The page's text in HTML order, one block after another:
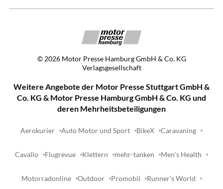
© 2026 Motor Presse Hamburg GmbH & Co. KG
Verlagsgesellschaft
Weitere Angebote der Motor Presse Stuttgart GmbH &
Co. KG & Motor Presse Hamburg GmbH & Co. KG und
deren Mehrheitsbeteiligungen
Aerokurier Auto Motor und Sport BikeX Caravaning
Cavallo Flugrevue Klettern mehr-tanken Men's Health
Motorradonline Outdoor Promobil Runner's World